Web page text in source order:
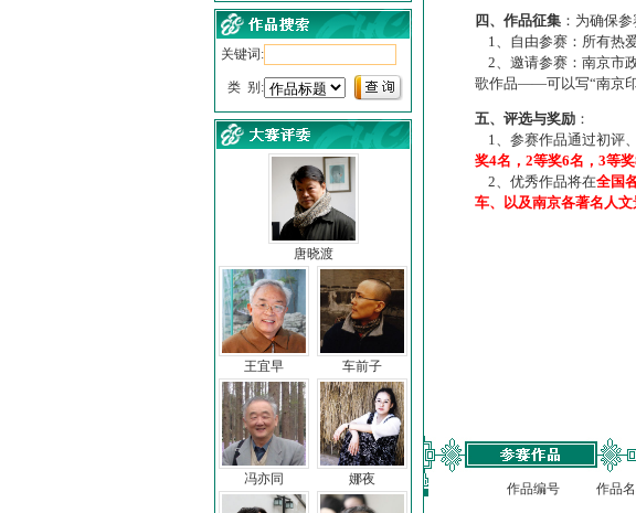
关键词:
类 别:
唐晓渡
王宜早 车前子
冯亦同 娜夜
四、作品征集 ：为确保
1、自由参赛：所有热
2、邀请参赛：南京市
歌作品——可以写“南京印
五、评选与奖励 ：
1、参赛作品通过初评
奖4名，2等奖6名，3等奖
2、优秀作品将在全国
车、以及南京各著名人
作品编号 作品